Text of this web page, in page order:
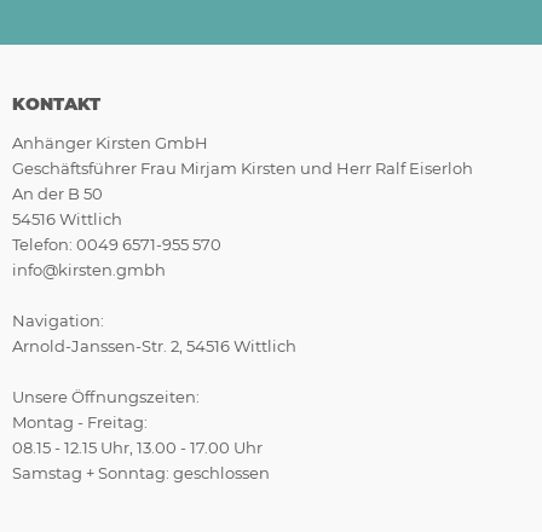
KONTAKT
Anhänger Kirsten GmbH
Geschäftsführer Frau Mirjam Kirsten und Herr Ralf Eiserloh
An der B 50
54516 Wittlich
Telefon: 0049 6571-955 570
info@kirsten.gmbh
Navigation:
Arnold-Janssen-Str. 2, 54516 Wittlich
Unsere Öffnungszeiten:
Montag - Freitag:
08.15 - 12.15 Uhr, 13.00 - 17.00 Uhr
Samstag + Sonntag: geschlossen